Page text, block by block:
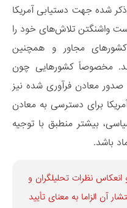
شده جهت دستیابی آمریکا
واشنگتن تلاش‌های خود را
مجاور و همچنین
مخصوصاً کشورهایی چون
صدور معادن فرآوری شده نیز
برای دسترسی به معادن
بیشتر منطبق با توجیه
باشد.
نظرات تحليلگران و
آن الزاما به معنای تأیید